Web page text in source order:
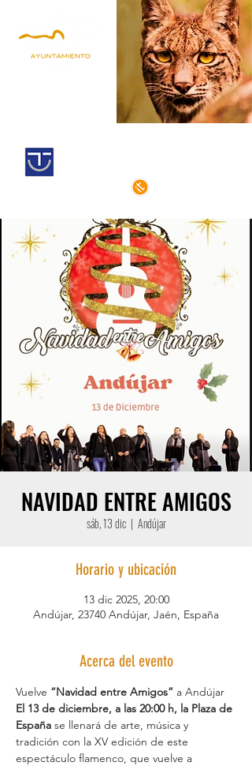
NAVIDAD ENTRE AMIGOS
sáb, 13 dic
  |
Andújar
Horario y ubicación
13 dic 2025, 20:00
Andújar, 23740 Andújar, Jaén, España
Acerca del evento
Vuelve “Navidad entre Amigos” a Andújar
El 13 de diciembre, a las 20:00 h, la Plaza de
España se llenará de arte, música y
tradición con la XV edición de este
espectáculo flamenco, que vuelve a